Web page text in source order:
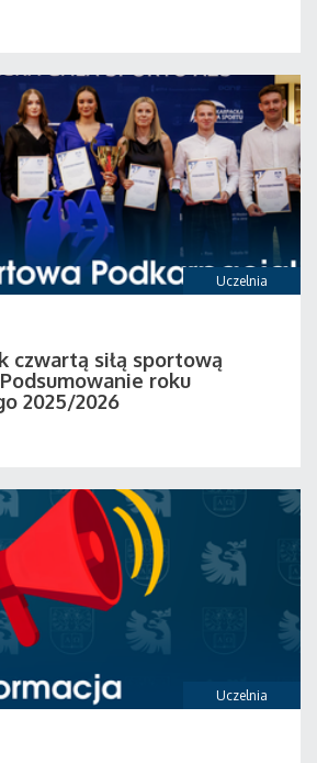
Uczelnia
czwartą siłą sportową
roku
2025/2026
Uczelnia